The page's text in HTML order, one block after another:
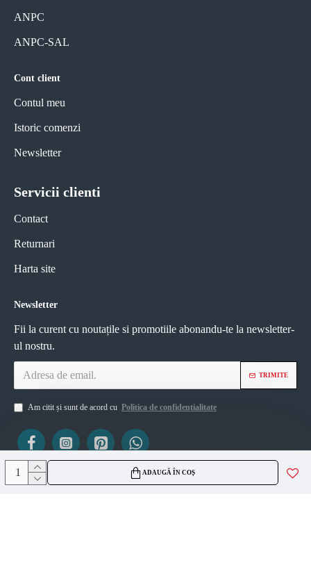
ADAUGĂ ÎN COȘ
ANPC
ANPC-SAL
Cont client
Contul meu
Istoric comenzi
Newsletter
Servicii clienti
Contact
Returnari
Harta site
Newsletter
Fii la curent cu noutațile si promotiile abonandu-te la newsletter-
ul nostru.
TRIMITE
Am citit și sunt de acord cu Politica de confidentialitate
ViZIO AGS SRL